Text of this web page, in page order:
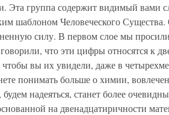
Эта группа содержит видимый вами
шаблоном Человеческого
силу. В первом слое мы просили
что эти цифры относятся к
вы их увидели, даже в
понимать больше о химии,
надеяться, станет более
на двенадцатиричности